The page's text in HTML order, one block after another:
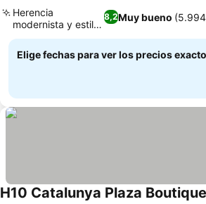
8,2Muy bueno
Herencia
modernista y estilo
Gaudí
Elige fechas para ver los precios
H10 Catalunya Plaza